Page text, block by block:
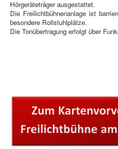
Hörgeräteträger ausgestattet.
Die Freilichtbühnenanlage ist
besondere Rollstuhlplätze.
Die Tonübertragung erfolgt über